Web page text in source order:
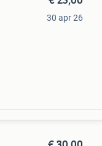
30 apr 26